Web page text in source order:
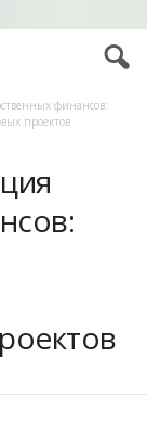
финансов:
проектов